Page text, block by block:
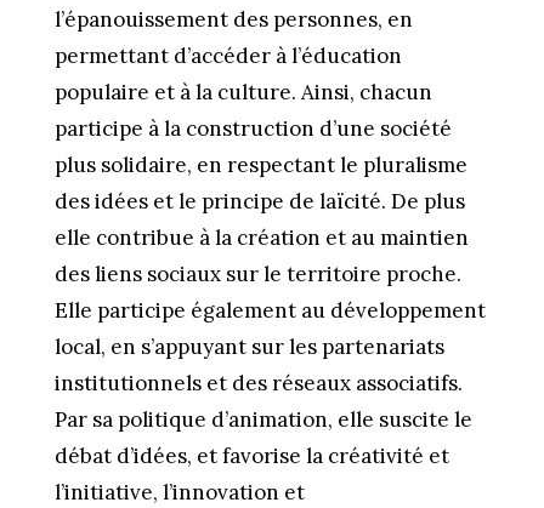
l’épanouissement des personnes, en
permettant d’accéder à l’éducation
populaire et à la culture. Ainsi, chacun
participe à la construction d’une société
plus solidaire, en respectant le pluralisme
des idées et le principe de laïcité. De plus
elle contribue à la création et au maintien
des liens sociaux sur le territoire proche.
Elle participe également au développement
local, en s’appuyant sur les partenariats
institutionnels et des réseaux associatifs.
Par sa politique d’animation, elle suscite le
débat d’idées, et favorise la créativité et
l’initiative, l’innovation et